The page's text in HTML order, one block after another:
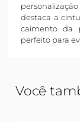
destaca a
caimento da
perfeito para
Você